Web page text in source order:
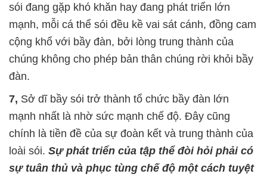
sói đang gặp khó khăn hay đang phát triển lớn
mạnh, mỗi cá thể sói đều kề vai sát cánh, đồng cam
cộng khổ với bầy đàn, bởi lòng trung thành của
chúng không cho phép bản thân chúng rời khỏi bầy
đàn.
7, Sở dĩ bầy sói trở thành tổ chức bầy đàn lớn
mạnh nhất là nhờ sức mạnh chế độ. Đây cũng
chính là tiền đề của sự đoàn kết và trung thành của
loài sói. Sự phát triển của tập thể đòi hỏi phải có
sự tuân thủ và phục tùng chế độ một cách tuyệt